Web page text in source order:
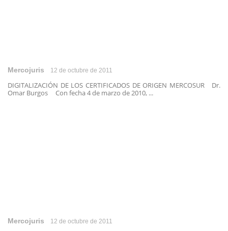
Mercojuris 12 de octubre de 2011
DIGITALIZACIÓN DE LOS CERTIFICADOS DE ORIGEN MERCOSUR Dr.
Omar Burgos Con fecha 4 de marzo de 2010, ...
Mercojuris 12 de octubre de 2011